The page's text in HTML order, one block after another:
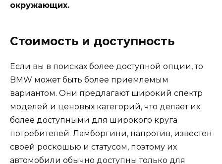
окружающих.
Стоимость и доступность
Если вы в поисках более доступной опции, то
BMW может быть более приемлемым
вариантом. Они предлагают широкий спектр
моделей и ценовых категорий, что делает их
более доступными для широкого круга
потребителей. Ламборгини, напротив, известен
своей роскошью и статусом, поэтому их
автомобили обычно доступны только для